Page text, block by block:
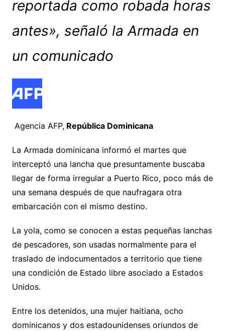
reportada como robada horas
antes», señaló la Armada en
un comunicado
Agencia AFP,República Dominicana
La Armada dominicana informó el martes que
interceptó una lancha que presuntamente buscaba
llegar de forma irregular a Puerto Rico, poco más de
una semana después de que naufragara otra
embarcación con el mismo destino.
La yola, como se conocen a estas pequeñas lanchas
de pescadores, son usadas normalmente para el
traslado de indocumentados a territorio que tiene
una condición de Estado libre asociado a Estados
Unidos.
Entre los detenidos, una mujer haitiana, ocho
dominicanos y dos estadounidenses oriundos de